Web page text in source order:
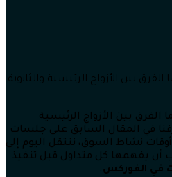
بين الأزواج الرئيسية والثانوية
بين الأزواج الرئيسية
في المقال السابق على جلسات
نشاط السوق، ننتقل اليوم إلى
أن يفهمها كل متداول قبل تنفيذ
في الفوركس.